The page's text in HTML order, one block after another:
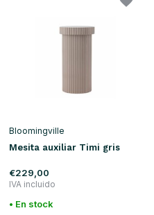
Bloomingville
Mesita auxiliar Timi gris
€229,00
IVA incluido
• En stock